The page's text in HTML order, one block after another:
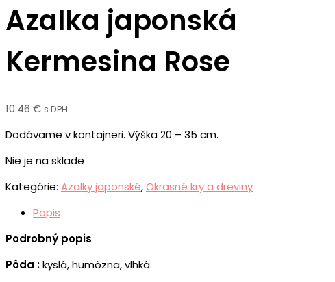
Azalka japonská
Kermesina Rose
10.46 € s DPH
Dodávame v kontajneri. Výška 20 – 35 cm.
Nie je na sklade
Kategórie: Azalky japonské,Okrasné kry a dreviny
Popis
Podrobný popis
Pôda :kyslá, humózna, vlhká.